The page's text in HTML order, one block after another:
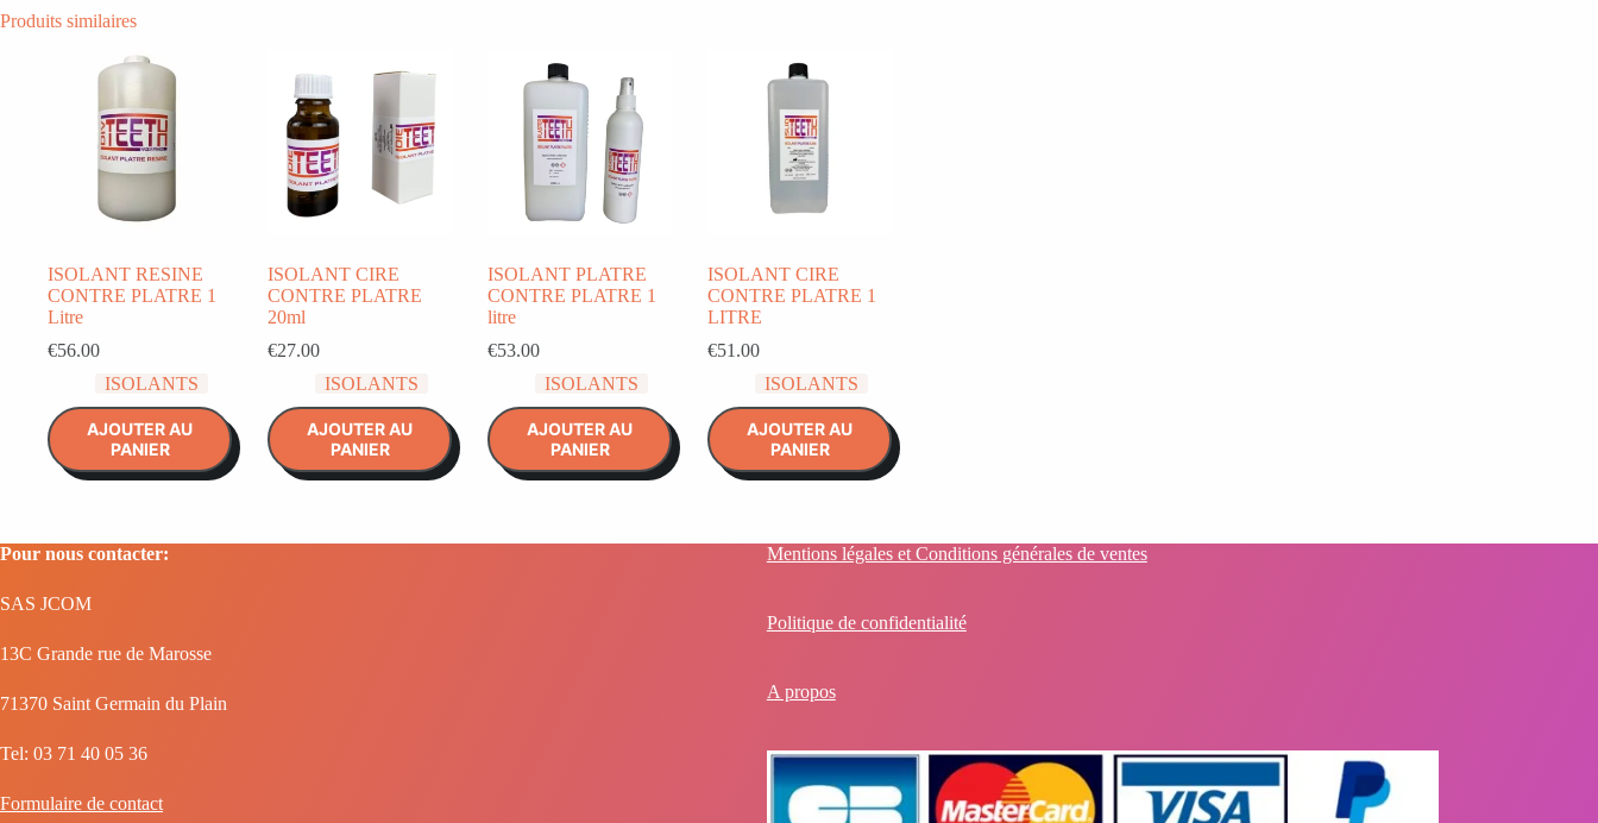
Produits similaires
ISOLANT RESINE
CONTRE PLATRE 1
Litre
€56.00
ISOLANTS
AJOUTER AU
PANIER
ISOLANT CIRE
CONTRE PLATRE
20ml
€27.00
ISOLANTS
AJOUTER AU
PANIER
ISOLANT PLATRE
CONTRE PLATRE 1
litre
€53.00
ISOLANTS
AJOUTER AU
PANIER
ISOLANT CIRE
CONTRE PLATRE 1
LITRE
€51.00
ISOLANTS
AJOUTER AU
PANIER
Pour nous contacter:
SAS JCOM
13C Grande rue de Marosse
71370 Saint Germain du Plain
Tel: 03 71 40 05 36
Formulaire de contact
Mentions légales et Conditions générales de ventes
Politique de confidentialité
A propos